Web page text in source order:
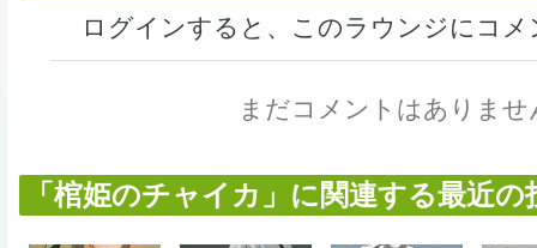
ログインすると、このラウンジにコ
まだコメントはありませ
「棺姫のチャイカ」に関連する最近の